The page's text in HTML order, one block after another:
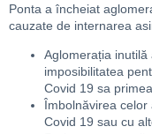
Ponta a încheiat
cauzate de internarea
Aglomerația
imposibilitatea
Covid 19 sa
Îmbolnăvirea
Covid 19 sau cu